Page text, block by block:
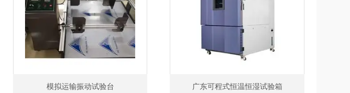
模拟运输振动试验台 广东可程式恒温恒湿试验箱